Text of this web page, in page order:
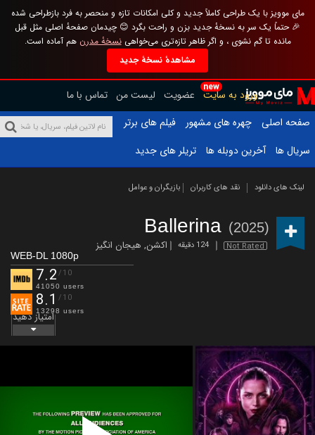
مای موویز با یک طراحی کاملاً جدید و کلی امکانات تازه و منحصر به فرد بازطراحی شده
🎉 حتماً یک سر به نسخهٔ جدید بزن و راحت بگرد 😊 چیدمان صفحهٔ اصلی مثل قبل
مانده تا گم نشوی ، و اگر ظاهر تازه‌تری می‌خواهینسخهٔ مدرن هم آماده است.
مشاهدهٔ نسخهٔ جدید
new
ورود به سایت عضویت لیست من تماس با ما
صفحه اصلی
چهره های مشهور
فیلم های برتر
سریال ها
آخرین دوبله ها تریلر های جدید
لینک های دانلود نقد های کاربران بازیگران و عوامل
Ballerina (2025)
Not Rated 124 دقیقه اکشن, هیجان انگیز
WEB-DL 1080p
7.2 /10
41050 users
8.1 /10
13298 usersامتیاز دهید